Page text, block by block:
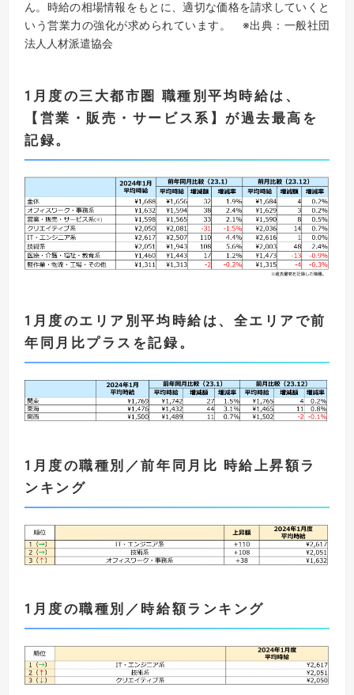
ん。時給の相場情報をもとに、適切な価格を請求していくと
いう営業力の強化が求められています。 ※出典：一般社団
法人人材派遣協会
1月度の三大都市圏 職種別平均時給は、
【営業・販売・サービス系】が過去最高を
記録。
1月度のエリア別平均時給は、全エリアで前
年同月比プラスを記録。
1 月度の職種別／前年同月比 時給上昇額ラ
ンキング
1 月度の職種別／時給額ランキング